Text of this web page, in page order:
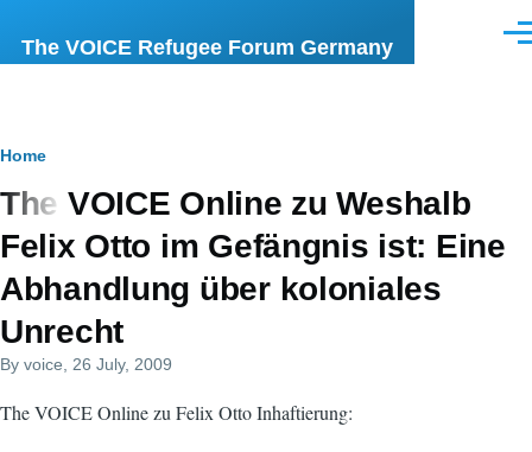
The VOICE Refugee Forum Germany
Breadcrumb
Home
The VOICE Online zu Weshalb
Felix Otto im Gefängnis ist: Eine
Abhandlung über koloniales
Unrecht
By voice , 26 July, 2009
The VOICE Online zu Felix Otto Inhaftierung: